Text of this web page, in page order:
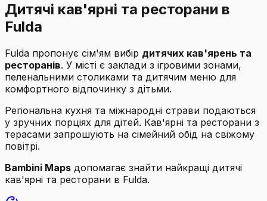
Дитячі кав'ярні та ресторани в
Fulda
Fulda пропонує сім'ям вибір дитячих кав'ярень та
ресторанів. У місті є заклади з ігровими зонами,
пеленальними столиками та дитячим меню для
комфортного відпочинку з дітьми.
Регіональна кухня та міжнародні страви подаються
у зручних порціях для дітей. Кав'ярні та ресторани з
терасами запрошують на сімейний обід на свіжому
повітрі.
Bambini Maps допомагає знайти найкращі дитячі
кав'ярні та ресторани в Fulda.